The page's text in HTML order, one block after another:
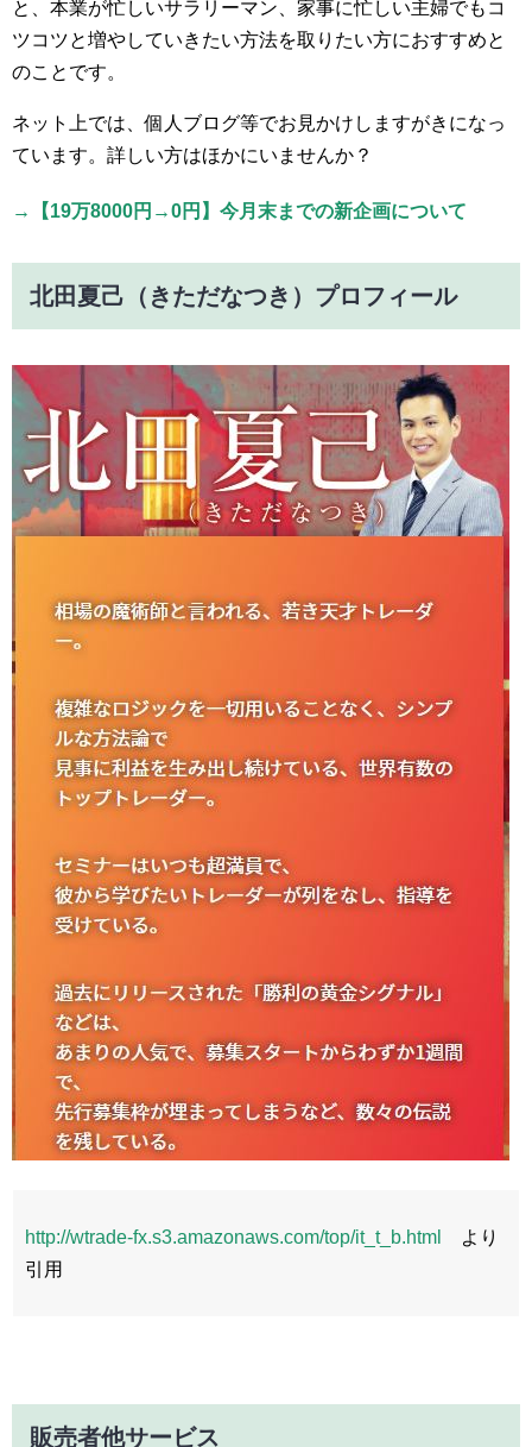
と、本業が忙しいサラリーマン、家事に忙しい主婦でもコ
ツコツと増やしていきたい方法を取りたい方におすすめと
のことです。
ネット上では、個人ブログ等でお見かけしますがきになっ
ています。詳しい方はほかにいませんか？
→【19万8000円→0円】今月末までの新企画について
北田夏己（きただなつき）プロフィール
http://wtrade-fx.s3.amazonaws.com/top/it_t_b.html
より
引用
販売者他サービス